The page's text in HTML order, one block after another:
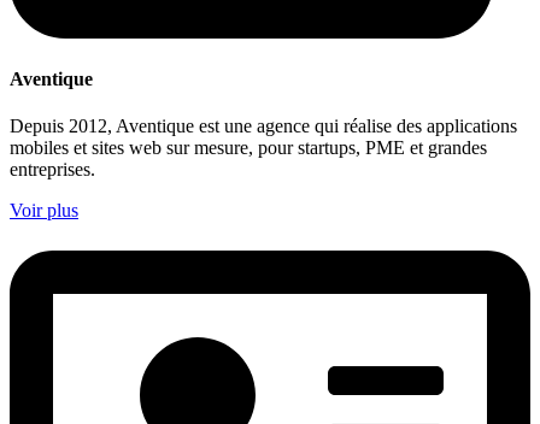
Aventique
Depuis 2012, Aventique est une agence qui réalise des applications
mobiles et sites web sur mesure, pour startups, PME et grandes
entreprises.
Voir plus